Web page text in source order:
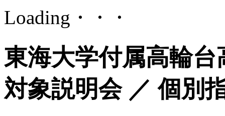
Loading・・・
東海大学付属高輪
対象説明会 ／ 個別